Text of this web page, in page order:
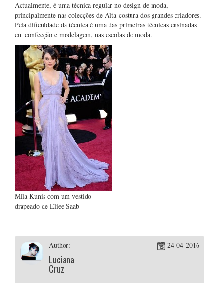
Actualmente, é uma técnica regular no design de moda,
principalmente nas colecções de Alta-costura dos grandes criadores.
Pela dificuldade da técnica é uma das primeiras técnicas ensinadas
em confecção e modelagem, nas escolas de moda.
Mila Kunis com um vestido
drapeado de Eliee Saab
Author:
Luciana
Cruz
24-04-2016